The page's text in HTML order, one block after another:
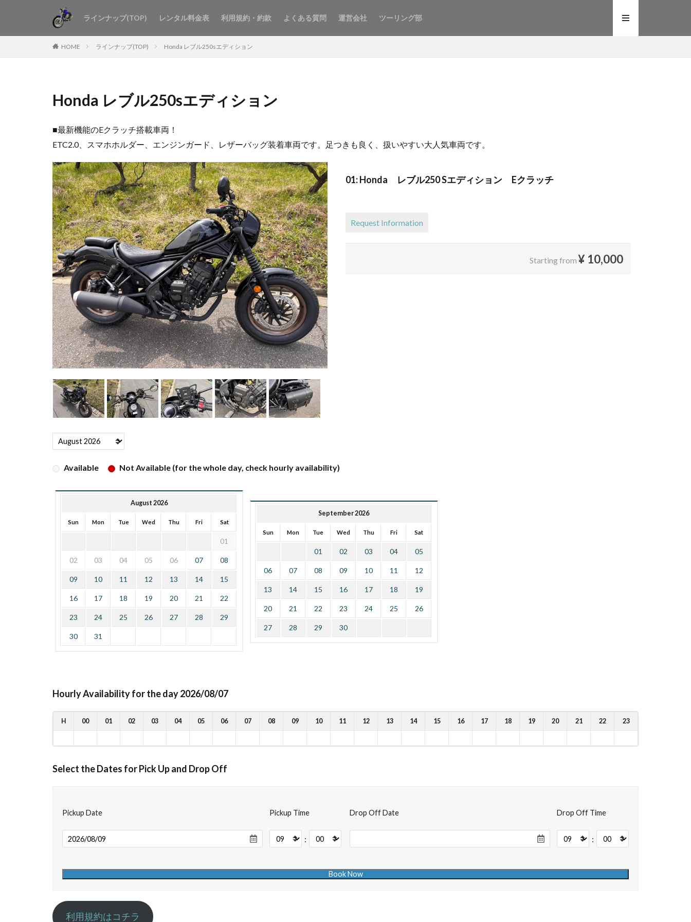
ラインナップ(TOP) レンタル料金表 利用規約・約款 よくある質問 運営会社 ツーリング部
HOME ラインナップ(TOP) Honda レブル250sエディション
Honda レブル250sエディション
■最新機能のEクラッチ搭載車両！
ETC2.0、スマホホルダー、エンジンガード、レザーバッグ装着車両です。足つきも良く、扱いやすい大人気車両です。
01: Honda レブル250 Sエディション Eクラッチ
Request Information
Starting from ¥ 10,000
Available Not Available (for the whole day, check hourly availability)
August 2026
Sun Mon Tue Wed Thu Fri Sat
01
02 03 04 05 06 07 08
09 10 11 12 13 14 15
16 17 18 19 20 21 22
23 24 25 26 27 28 29
30 31
September 2026
Sun Mon Tue Wed Thu Fri Sat
01 02 03 04 05
06 07 08 09 10 11 12
13 14 15 16 17 18 19
20 21 22 23 24 25 26
27 28 29 30
Hourly Availability for the day 2026/08/07
H 00 01 02 03 04 05 06 07 08 09 10 11 12 13 14 15 16 17 18 19 20 21 22 23
Select the Dates for Pick Up and Drop Off
Pickup Date Pickup Time
:
Drop Off Date Drop Off Time
:
利用規約はコチラ